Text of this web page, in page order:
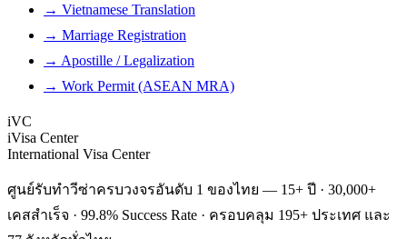
→ Vietnamese Translation
→ Marriage Registration
→ Apostille / Legalization
→ Work Permit (ASEAN MRA)
iVC
iVisa Center
International Visa Center
ศูนย์รับทำวีซ่าครบวงจรอันดับ 1 ของไทย — 15+ ปี · 30,000+
เคสสำเร็จ · 99.8% Success Rate · ครอบคลุม 195+ ประเทศ และ